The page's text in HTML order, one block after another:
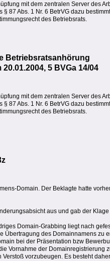
mit dem zentralen Server des
87 Abs. 1 Nr. 6 BetrVG dazu
des Betriebsrats.
Betriebsratsanhörung
5 BVGa 14/04
mit dem zentralen Server des
87 Abs. 1 Nr. 6 BetrVG dazu
des Betriebsrats.
Domain. Der Beklagte hatte
aus und gab der
Domain-Grabbing liegt nach
des Domainnamens
bei der Präsentation bzw
Vornahme der
vorzubeugen. Es besteht